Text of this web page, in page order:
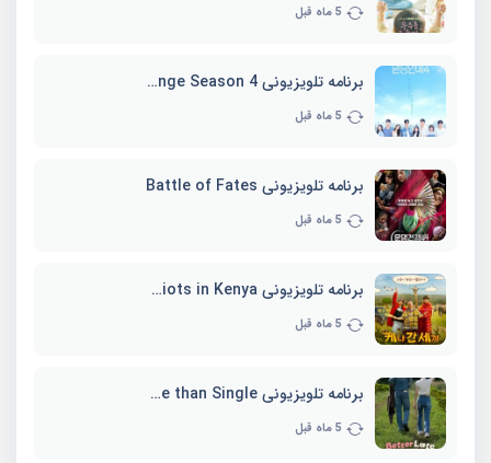
5 ماه قبل
برنامه تلویزیونی EXchange Season 4
5 ماه قبل
برنامه تلویزیونی Battle of Fates
5 ماه قبل
برنامه تلویزیونی Three Idiots in Kenya
5 ماه قبل
برنامه تلویزیونی Better Late than Single
5 ماه قبل